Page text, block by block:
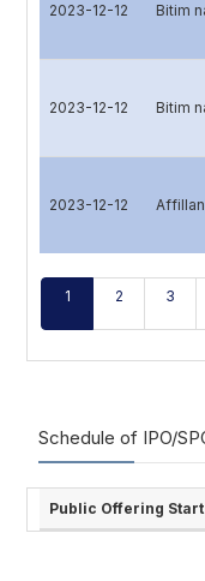
2023-12-12 Bitim
2023-12-12 Bitim
2023-12-12
1 2 3
Schedule of IPO/
Public Offering Start